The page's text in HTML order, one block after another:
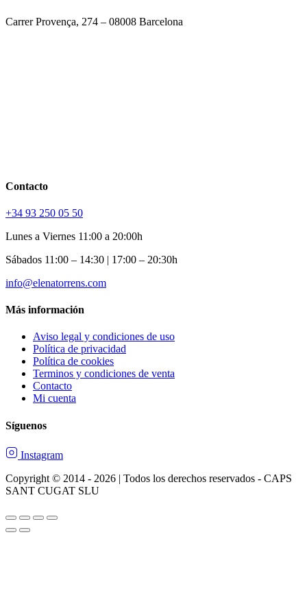
Carrer Provença, 274 – 08008 Barcelona
Contacto
+34 93 250 05 50
Lunes a Viernes 11:00 a 20:00h
Sábados 11:00 – 14:30 | 17:00 – 20:30h
info@elenatorrens.com
Más información
Aviso legal y condiciones de uso
Política de privacidad
Política de cookies
Terminos y condiciones de venta
Contacto
Mi cuenta
Síguenos
Instagram
Copyright © 2014 - 2026 | Todos los derechos reservados - CAPS
SANT CUGAT SLU